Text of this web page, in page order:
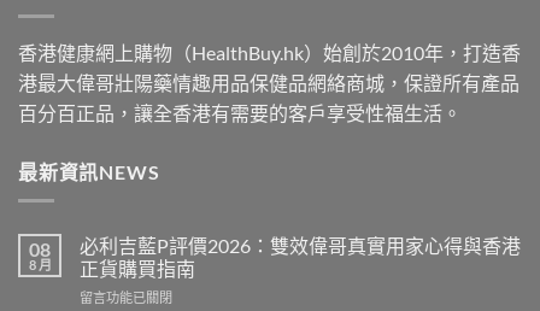
香港健康網上購物（HealthBuy.hk）始創於2010年，打造香
港最大偉哥壯陽藥情趣用品保健品網絡商城，保證所有產品
百分百正品，讓全香港有需要的客戶享受性福生活。
最新資訊NEWS
08
8 月
必利吉藍P評價2026：雙效偉哥真實用家心得與香港
正貨購買指南
在
留言功能已關閉